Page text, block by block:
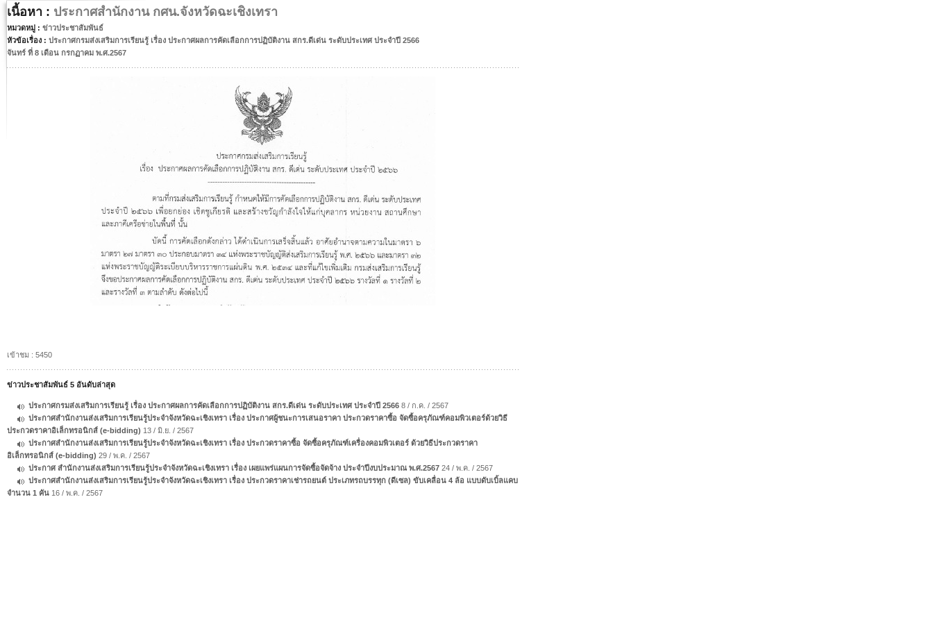
เนื้อหา : ประกาศสำนักงาน กศน.จังหวัดฉะเชิงเทรา
หมวดหมู่ : ข่าวประชาสัมพันธ์
หัวข้อเรื่อง : ประกาศกรมส่งเสริมการเรียนรู้ เรื่อง ประกาศผลการคัดเลือกการปฏิบัติงาน สกร.ดีเด่น ระดับประเทศ ประจำปี 2566
จันทร์ ที่ 8 เดือน กรกฏาคม พ.ศ.2567
เข้าชม : 5450
ข่าวประชาสัมพันธ์ 5 อันดับล่าสุด
ประกาศกรมส่งเสริมการเรียนรู้ เรื่อง ประกาศผลการคัดเลือกการปฏิบัติงาน สกร.ดีเด่น ระดับประเทศ ประจำปี 2566 8 / ก.ค. / 2567
ประกาศสำนักงานส่งเสริมการเรียนรู้ประจำจังหวัดฉะเชิงเทรา เรื่อง ประกาศผู้ชนะการเสนอราคา ประกวดราคาซื้อ จัดซื้อครุภัณฑ์คอมพิวเตอร์ด้วยวิธี
ประกวดราคาอิเล็กทรอนิกส์ (e-bidding) 13 / มิ.ย. / 2567
ประกาศสำนักงานส่งเสริมการเรียนรู้ประจำจังหวัดฉะเชิงเทรา เรื่อง ประกวดราคาซื้อ จัดซื้อครุภัณฑ์เครื่องคอมพิวเตอร์ ด้วยวิธีประกวดราคา
อิเล็กทรอนิกส์ (e-bidding) 29 / พ.ค. / 2567
ประกาศ สำนักงานส่งเสริมการเรียนรู้ประจำจังหวัดฉะเชิงเทรา เรื่อง เผยแพร่แผนการจัดซื้อจัดจ้าง ประจำปีงบประมาณ พ.ศ.2567 24 / พ.ค. / 2567
ประกาศสำนักงานส่งเสริมการเรียนรู้ประจำจังหวัดฉะเชิงเทรา เรื่อง ประกวดราคาเช่ารถยนต์ ประเภทรถบรรทุก (ดีเซล) ขับเคลื่อน 4 ล้อ แบบดับเบิ้ลแคบ
จำนวน 1 คัน 16 / พ.ค. / 2567